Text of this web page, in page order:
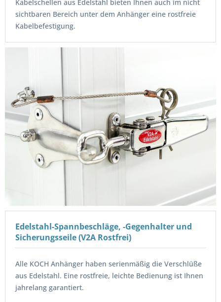
Kabelschellen aus Edelstahl bieten Ihnen auch im nicht
sichtbaren Bereich unter dem Anhänger eine rostfreie
Kabelbefestigung.
Edelstahl-Spannbeschläge, -Gegenhalter und
Sicherungsseile (V2A Rostfrei)
Alle KOCH Anhänger haben serienmäßig die Verschlüße
aus Edelstahl. Eine rostfreie, leichte Bedienung ist Ihnen
jahrelang garantiert.